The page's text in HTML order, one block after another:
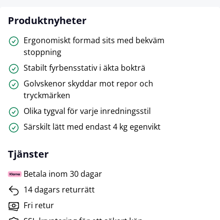
Produktnyheter
Ergonomiskt formad sits med bekväm
stoppning
Stabilt fyrbensstativ i äkta bokträ
Golvskenor skyddar mot repor och
tryckmärken
Olika tygval för varje inredningsstil
Särskilt lätt med endast 4 kg egenvikt
Tjänster
Betala inom 30 dagar
14 dagars returrätt
Fri retur